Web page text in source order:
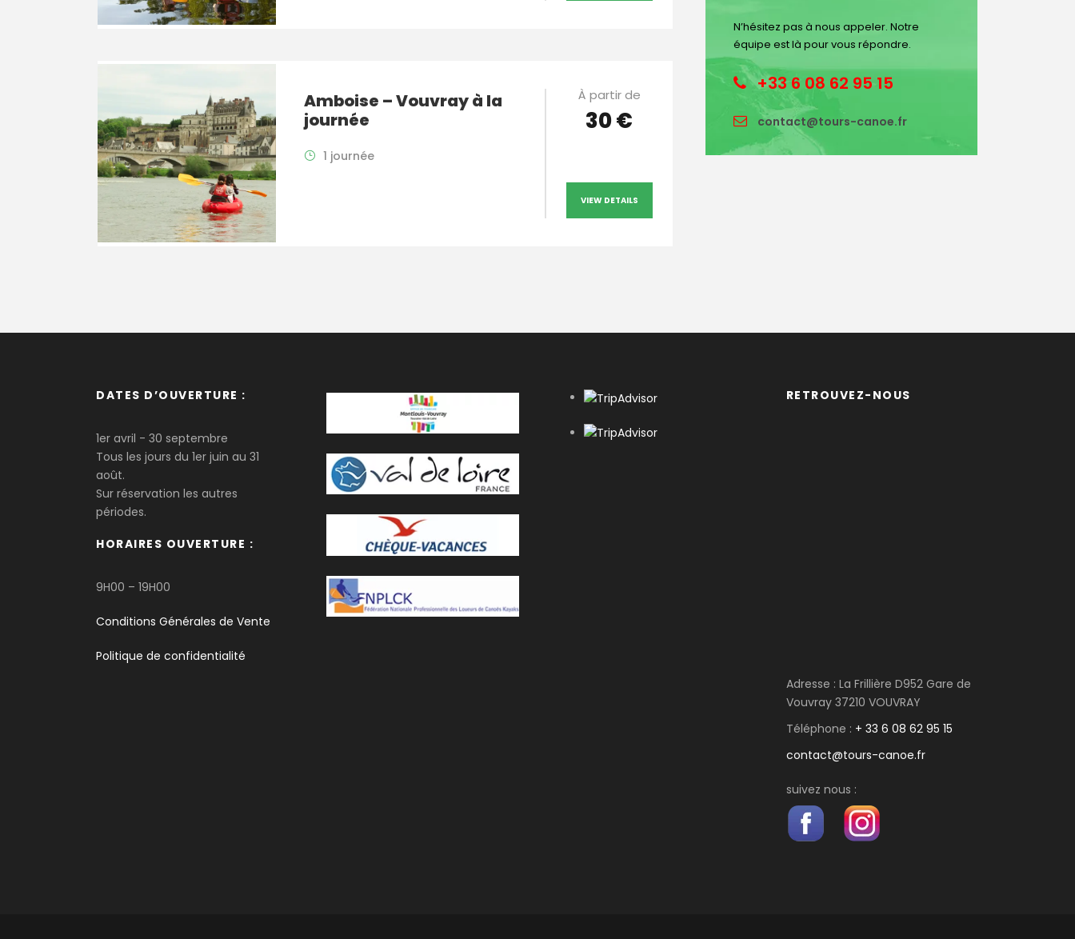
Amboise – Vouvray à la
journée
1 journée
À partir de
30 €
VIEW DETAILS
N’hésitez pas à nous appeler. Notre
équipe est là pour vous répondre.
+33 6 08 62 95 15
contact@tours-canoe.fr
DATES D’OUVERTURE :
1er avril - 30 septembre
Tous les jours du 1er juin au 31
août.
Sur réservation les autres
périodes.
HORAIRES OUVERTURE :
9H00 – 19H00
Conditions Générales de Vente
Politique de confidentialité
RETROUVEZ-NOUS
Adresse : La Frillière D952 Gare de
Vouvray 37210 VOUVRAY
Téléphone : + 33 6 08 62 95 15
contact@tours-canoe.fr
suivez nous :